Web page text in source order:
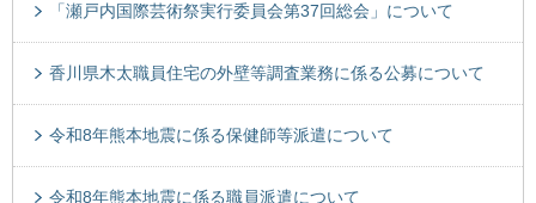
「瀬戸内国際芸術祭実行委員会第37回総会」について
香川県木太職員住宅の外壁等調査業務に係る公募について
令和8年熊本地震に係る保健師等派遣について
令和8年熊本地震に係る職員派遣について